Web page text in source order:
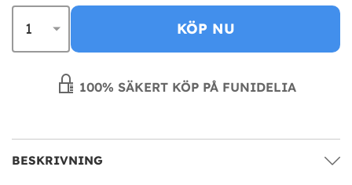
KÖP NU
100% SÄKERT KÖP PÅ FUNIDELIA
BESKRIVNING